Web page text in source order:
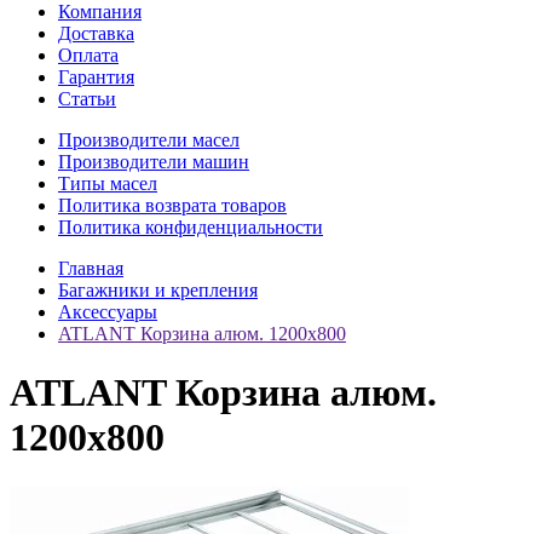
Компания
Доставка
Оплата
Гарантия
Статьи
Производители масел
Производители машин
Типы масел
Политика возврата товаров
Политика конфиденциальности
Главная
Багажники и крепления
Аксессуары
ATLANT Корзина алюм. 1200х800
ATLANT Корзина алюм.
1200х800